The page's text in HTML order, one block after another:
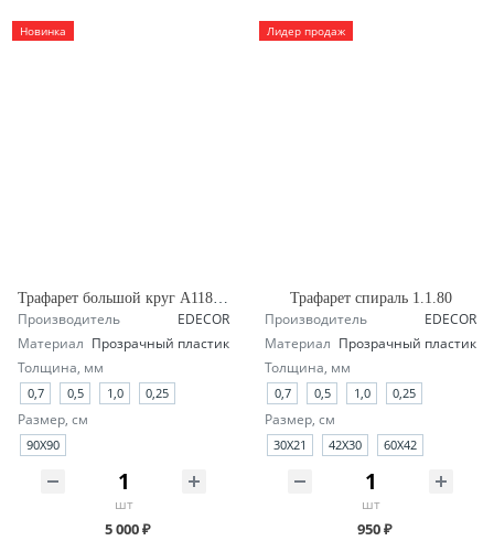
Новинка
Трафарет большой круг А118 четверть
Производитель
EDECOR
Материал Прозрачный пластик
Толщина, мм
0,7 0,5 1,0 0,25
Размер, см
90X90
шт
5 000 ₽
Лидер продаж
Трафарет спираль 1.1.80
Производитель
EDECOR
Материал Прозрачный пластик
Толщина, мм
0,7 0,5 1,0 0,25
Размер, см
30X21 42X30 60X42
шт
950 ₽